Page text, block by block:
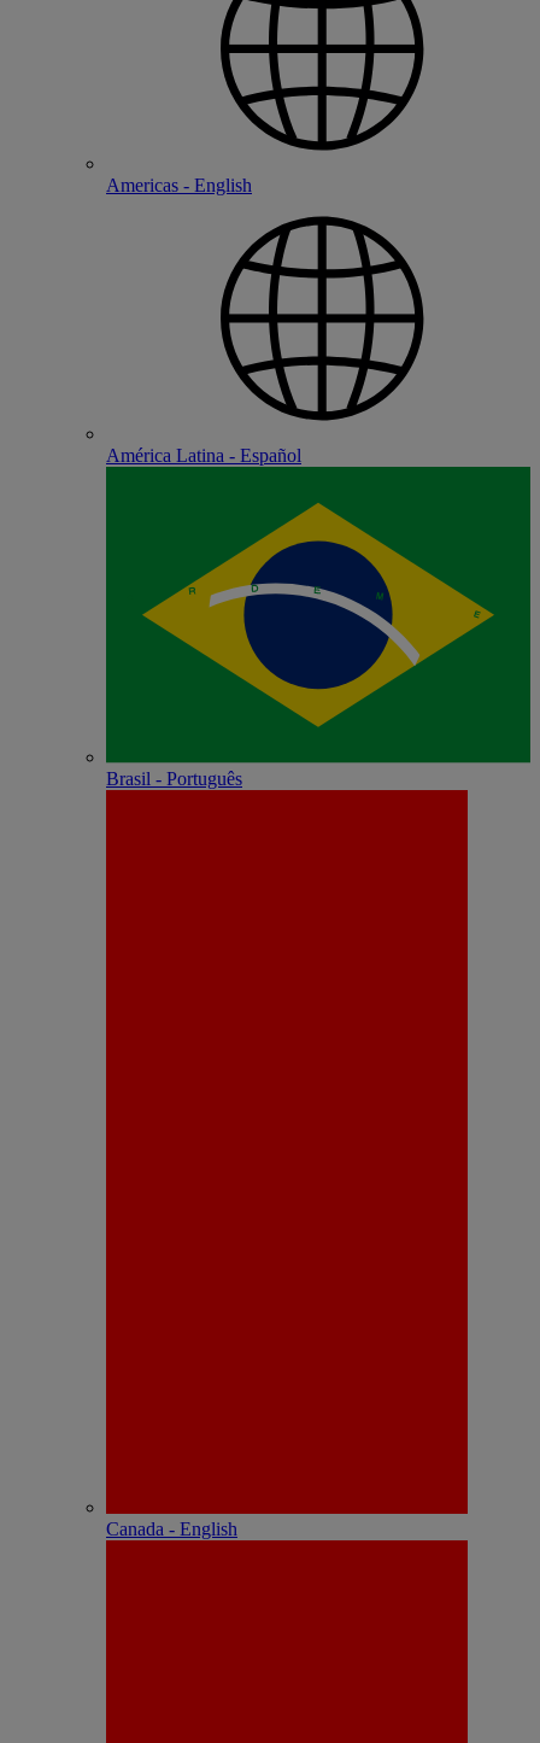
Americas - English
América Latina - Español
Brasil - Português
Canada - English